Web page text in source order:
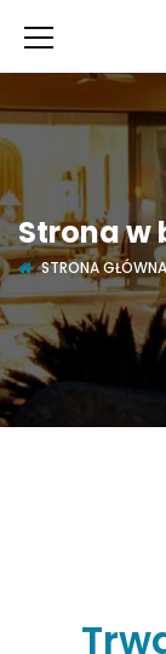
Strona w
STRONA GŁÓWNA